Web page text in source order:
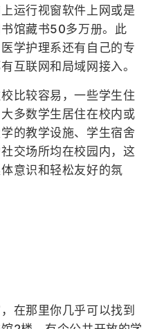
运行视窗软件上网或是
馆藏书50多万册。此
学护理系还有自己的专
互联网和局域网接入。
比较容易，一些学生住
多数学生居住在校内或
的教学设施、学生宿舍
交场所均在校园内，这
意识和轻松友好的氛
在那里你几乎可以找到